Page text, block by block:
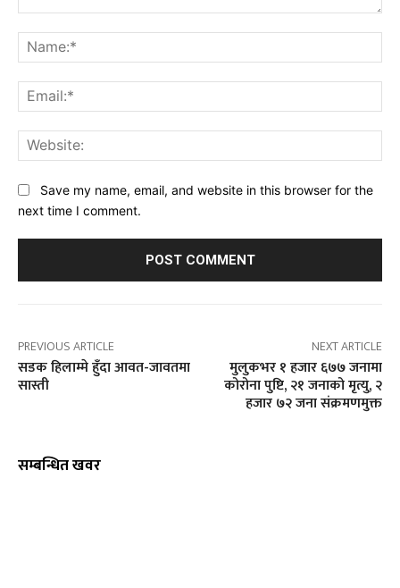
Save my name, email, and website in this browser for the
next time I comment.
PREVIOUS ARTICLE
सडक हिलाम्मे हुँदा आवत-जावतमा
सास्ती
NEXT ARTICLE
मुलुकभर १ हजार ६७७ जनामा
कोरोना पुष्टि, २१ जनाको मृत्यु, २
हजार ७२ जना संक्रमणमुक्त
सम्बन्धित खवर